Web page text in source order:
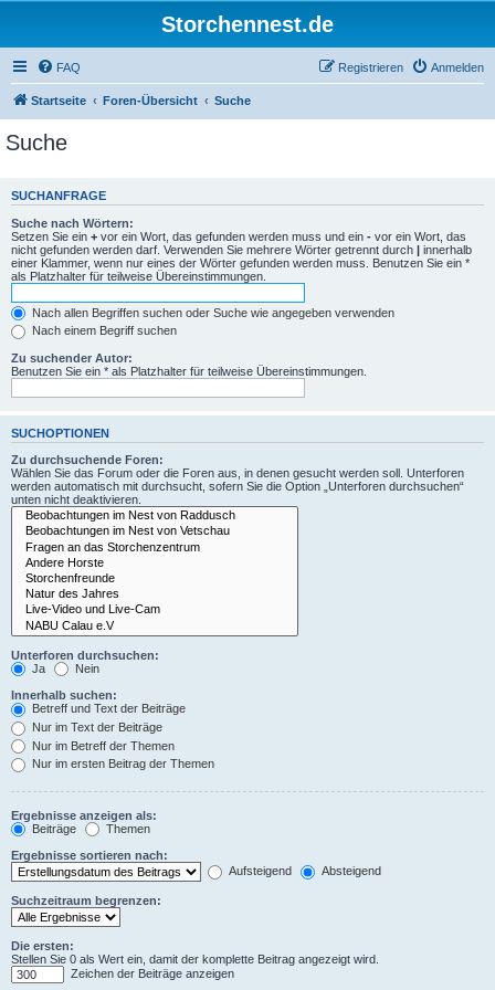
Storchennest.de
FAQ Anmelden
Registrieren
Startseite Foren-Übersicht Suche
Suche
SUCHANFRAGE
Suche nach Wörtern:
Setzen Sie ein + vor ein Wort, das gefunden werden muss und ein - vor ein Wort, das
nicht gefunden werden darf. Verwenden Sie mehrere Wörter getrennt durch | innerhalb
einer Klammer, wenn nur eines der Wörter gefunden werden muss. Benutzen Sie ein *
als Platzhalter für teilweise Übereinstimmungen.
Nach allen Begriffen suchen oder Suche wie angegeben verwenden
Nach einem Begriff suchen
Zu suchender Autor:
Benutzen Sie ein * als Platzhalter für teilweise Übereinstimmungen.
SUCHOPTIONEN
Zu durchsuchende Foren:
Wählen Sie das Forum oder die Foren aus, in denen gesucht werden soll. Unterforen
werden automatisch mit durchsucht, sofern Sie die Option „Unterforen durchsuchen“
unten nicht deaktivieren.
Unterforen durchsuchen:
Ja
Nein
Innerhalb suchen:
Betreff und Text der Beiträge
Nur im Text der Beiträge
Nur im Betreff der Themen
Nur im ersten Beitrag der Themen
Ergebnisse anzeigen als:
Beiträge
Themen
Ergebnisse sortieren nach:
Aufsteigend
Absteigend
Suchzeitraum begrenzen:
Die ersten:
Stellen Sie 0 als Wert ein, damit der komplette Beitrag angezeigt wird.
Zeichen der Beiträge anzeigen